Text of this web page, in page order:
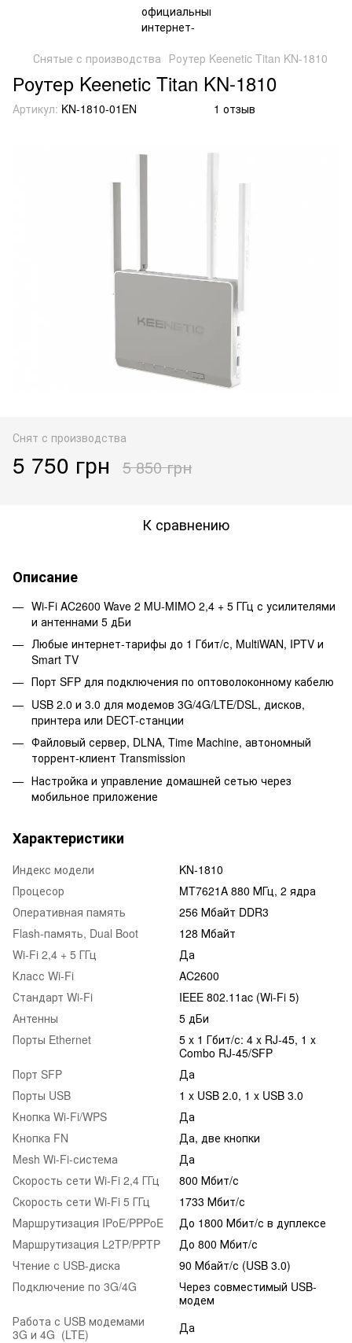
Снятые с производства Роутер Keenetic Titan KN-1810
Роутер Keenetic Titan KN-1810
Артикул: KN-1810-01EN 1 отзыв
Снят с производства
5 750 грн 5 850 грн
К сравнению
Описание
Wi-Fi AC2600 Wave 2 MU-MIMO 2,4 + 5 ГГц с усилителями
и антеннами 5 дБи
Любые интернет-тарифы до 1 Гбит/с, MultiWAN, IPTV и
Smart TV
Порт SFP для подключения по оптоволоконному кабелю
USB 2.0 и 3.0 для модемов 3G/4G/LTE/DSL, дисков,
принтера или DECT-станции
Файловый сервер, DLNA, Time Machine, автономный
торрент-клиент Transmission
Настройка и управление домашней сетью через
мобильное приложение
Характеристики
Индекс модели
KN-1810
Процесор
MT7621A 880 МГц, 2 ядра
Оперативная память
256 Мбайт DDR3
Flash-память, Dual Boot
128 Мбайт
Wi-Fi 2,4 + 5 ГГц
Да
Класс Wi-Fi
AC2600
Стандарт Wi-Fi
IEEE 802.11ac (Wi-Fi 5)
Антенны
5 дБи
Порты Ethernet
5 x 1 Гбит/с: 4 x RJ-45, 1 x
Combo RJ-45/SFP
Порт SFP
Да
Порты USB
1 x USB 2.0, 1 x USB 3.0
Кнопка Wi-Fi/WPS
Да
Кнопка FN
Да, две кнопки
Mesh Wi-Fi-система
Да
Скорость сети Wi-Fi 2,4 ГГц
800 Мбит/с
Скорость сети Wi-Fi 5 ГГц
1733 Мбит/с
Маршрутизация IPoE/PPPoE
До 1800 Мбит/с в дуплексе
Маршрутизация L2TP/PPTP
До 800 Мбит/с
Чтение с USB-диска
90 Мбайт/с (USB 3.0)
Подключение по 3G/4G
Через совместимый USB-
модем
Работа с USB модемами
3G и 4G (LTE)
Да